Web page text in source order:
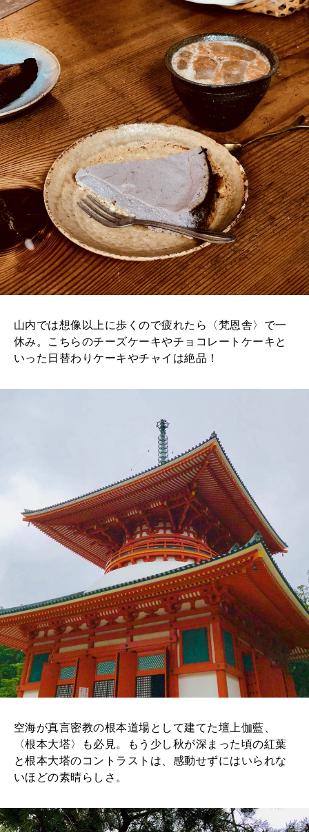
山内では想像以上に歩くので疲れたら〈梵恩舎〉で一
休み。こちらのチーズケーキやチョコレートケーキと
いった日替わりケーキやチャイは絶品！
空海が真言密教の根本道場として建てた壇上伽藍、
〈根本大塔〉も必見。もう少し秋が深まった頃の紅葉
と根本大塔のコントラストは、感動せずにはいられな
いほどの素晴らしさ。